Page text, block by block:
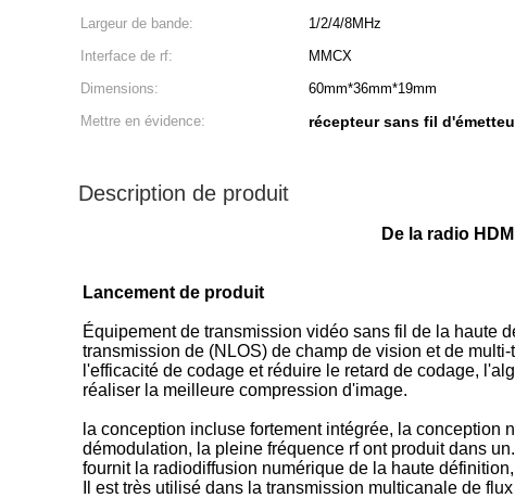
Largeur de bande:
1/2/4/8MHz
Interface de rf:
MMCX
Dimensions:
60mm*36mm*19mm
Mettre en évidence:
récepteur sans fil
Description de produit
De la radio
Lancement de produit
Équipement de transmission vidéo sans fil de la haute
transmission de (NLOS) de champ de vision et de
l'efficacité de codage et réduire le retard de codage,
réaliser la meilleure compression d'image.
la conception incluse fortement intégrée, la
démodulation, la pleine fréquence rf ont produit dans
fournit la radiodiffusion numérique de la haute
Il est très utilisé dans la transmission multicanale de